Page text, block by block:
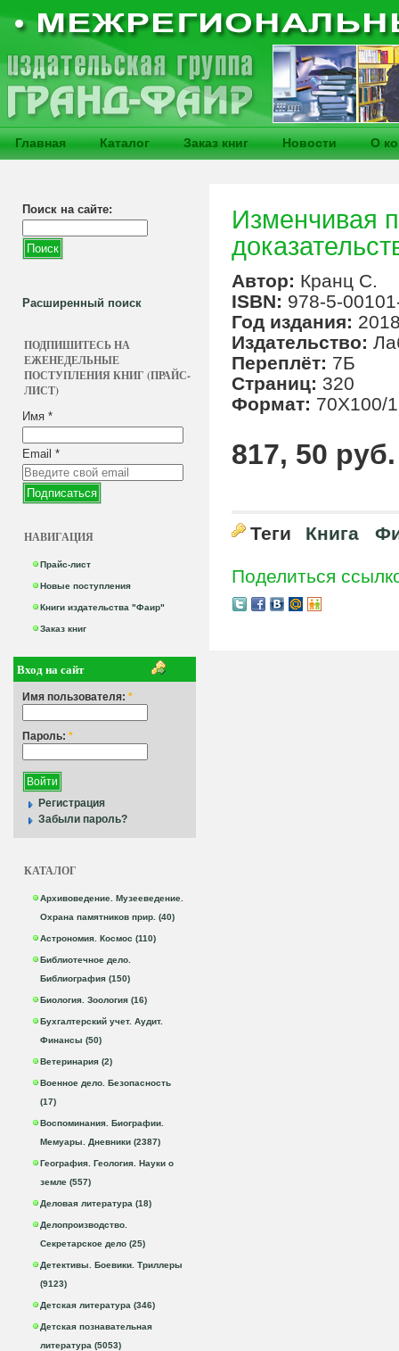
Главная Каталог Заказ книг Новости О
Поиск на сайте:
Расширенный поиск
ПОДПИШИТЕСЬ НА
ЕЖЕНЕДЕЛЬНЫЕ
ПОСТУПЛЕНИЯ КНИГ (ПРАЙС-
ЛИСТ)
Имя *
Email *
НАВИГАЦИЯ
Прайс-лист
Новые поступления
Книги издательства "Фаир"
Заказ книг
Вход на сайт
Имя пользователя: *
Пароль: *
Регистрация
Забыли пароль?
КАТАЛОГ
Архивоведение. Музееведение.
Охрана памятников прир. (40)
Астрономия. Космос (110)
Библиотечное дело.
Библиография (150)
Биология. Зоология (16)
Бухгалтерский учет. Аудит.
Финансы (50)
Ветеринария (2)
Военное дело. Безопасность
(17)
Воспоминания. Биографии.
Мемуары. Дневники (2387)
География. Геология. Науки о
земле (557)
Деловая литература (18)
Делопроизводство.
Секретарское дело (25)
Детективы. Боевики. Триллеры
(9123)
Детская литература (346)
Детская познавательная
литература (5053)
Изменчивая
Автор: Кранц С.
ISBN: 978-5-
Год издания:
Издательство:
Переплёт: 7Б
Страниц: 320
Формат: 70Х100/
817, 50 руб.
Теги Книга
Поделиться